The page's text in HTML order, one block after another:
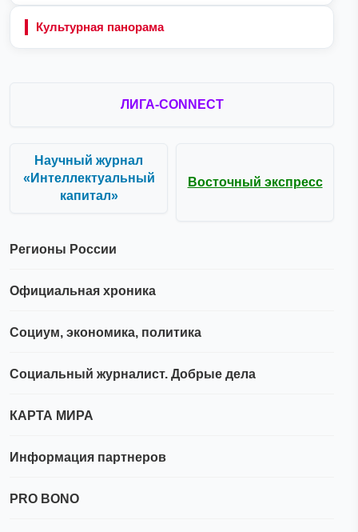
Культурная панорама
ЛИГА-CONNECT
Научный журнал
«Интеллектуальный
капитал»
Восточный экспресс
Регионы России
Официальная хроника
Социум, экономика, политика
Социальный журналист. Добрые дела
КАРТА МИРА
Информация партнеров
PRO BONO